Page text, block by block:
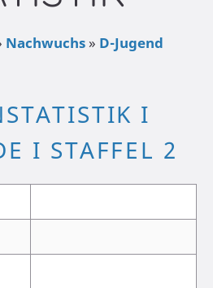
Nachwuchs » D-Jugend
I
I STAFFEL 2